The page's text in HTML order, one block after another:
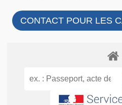
CONTACT POUR LES